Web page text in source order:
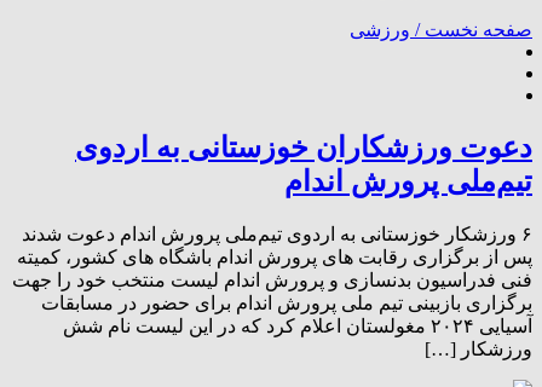
صفحه نخست / ورزشی
دعوت ورزشکاران ‌خوزستانی‌ به اردوی
تیم‌ملی پرورش اندام
۶ ورزشکار خوزستانی به اردوی تیم‌ملی پرورش اندام دعوت شدند
پس از برگزاری رقابت های پرورش اندام باشگاه های کشور، کمیته
فنی فدراسیون بدنسازی و پرورش اندام لیست منتخب خود را جهت
برگزاری بازبینی تیم ملی پرورش اندام برای حضور در مسابقات
آسیایی ۲۰۲۴ مغولستان اعلام کرد که در این لیست نام شش
ورزشکار […]